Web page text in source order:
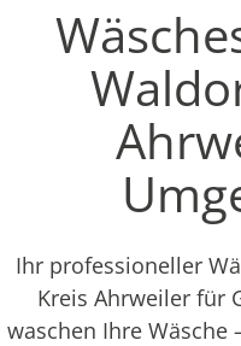
Ihr professioneller
Kreis Ahrweiler für
waschen Ihre